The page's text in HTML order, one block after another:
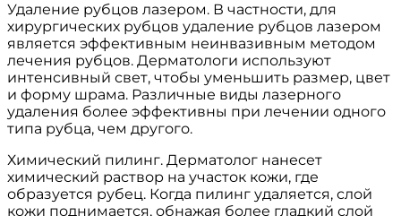
Удаление рубцов лазером. В частности, для
хирургических рубцов удаление рубцов лазером
является эффективным неинвазивным методом
лечения рубцов. Дерматологи используют
интенсивный свет, чтобы уменьшить размер, цвет
и форму шрама. Различные виды лазерного
удаления более эффективны при лечении одного
типа рубца, чем другого.
Химический пилинг. Дерматолог нанесет
химический раствор на участок кожи, где
образуется рубец. Когда пилинг удаляется, слой
кожи поднимается, обнажая более гладкий слой